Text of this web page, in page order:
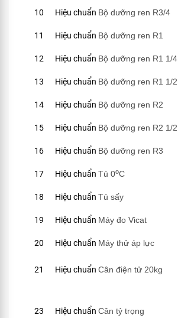
10 Hiệu chuẩn Bộ dưỡng ren R3/4
11 Hiệu chuẩn Bộ dưỡng ren R1
12 Hiệu chuẩn Bộ dưỡng ren R1 1/4
13 Hiệu chuẩn Bộ dưỡng ren R1 1/2
14 Hiệu chuẩn Bộ dưỡng ren R2
15 Hiệu chuẩn Bộ dưỡng ren R2 1/2
16 Hiệu chuẩn Bộ dưỡng ren R3
17 Hiệu chuẩn Tủ 0oC
18 Hiệu chuẩn Tủ sấy
19 Hiệu chuẩn Máy đo Vicat
20 Hiệu chuẩn Máy thử áp lực
21 Hiệu chuẩn Cân điện tử 20kg
23 Hiệu chuẩn Cân tỷ trọng